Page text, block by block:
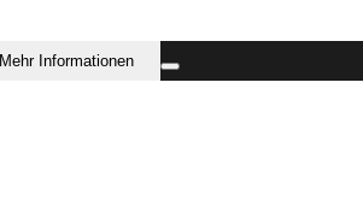
Mehr Informationen